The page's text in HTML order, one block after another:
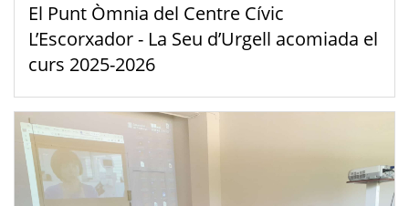
El Punt Òmnia del Centre Cívic
L’Escorxador - La Seu d’Urgell acomiada el
curs 2025-2026